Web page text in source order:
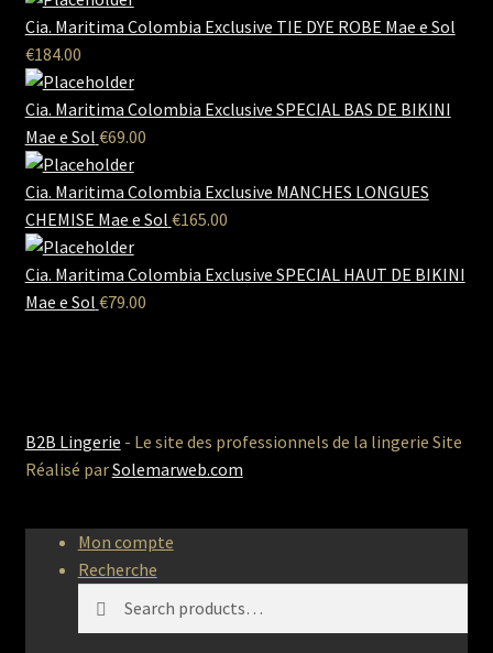
Cia. Maritima Colombia Exclusive TIE DYE ROBE Mae e Sol
€184.00
Cia. Maritima Colombia Exclusive SPECIAL BAS DE BIKINI
Mae e Sol €69.00
Cia. Maritima Colombia Exclusive MANCHES LONGUES
CHEMISE Mae e Sol €165.00
Cia. Maritima Colombia Exclusive SPECIAL HAUT DE BIKINI
Mae e Sol €79.00
B2B Lingerie - Le site des professionnels de la lingerie Site
Réalisé parSolemarweb.com
Mon compte
Recherche